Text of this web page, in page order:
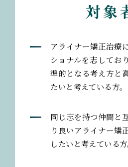
対象
アライナー矯正治療
ショナルを志してお
準的となる考え方と
たいと考えている方。
同じ志を持つ仲間と
り良いアライナー矯
したいと考えている方